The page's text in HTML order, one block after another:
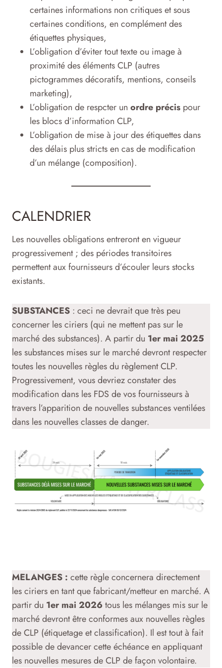
certaines informations non critiques et sous
certaines conditions, en complément des
étiquettes physiques,
L’obligation d’éviter tout texte ou image à
proximité des éléments CLP (autres
pictogrammes décoratifs, mentions, conseils
marketing),
L’obligation de respcter un ordre précis pour
les blocs d’information CLP,
L’obligation de mise à jour des étiquettes dans
des délais plus stricts en cas de modification
d’un mélange (composition).
CALENDRIER
Les nouvelles obligations entreront en vigueur
progressivement ; des périodes transitoires
permettent aux fournisseurs d’écouler leurs stocks
existants.
SUBSTANCES : ceci ne devrait que très peu
concerner les ciriers (qui ne mettent pas sur le
marché des substances). A partir du 1er mai 2025
les substances mises sur le marché devront respecter
toutes les nouvelles règles du règlement CLP.
Progressivement, vous devriez constater des
modification dans les FDS de vos fournisseurs à
travers l’apparition de nouvelles substances ventilées
dans les nouvelles classes de danger.
MELANGES : cette règle concernera directement
les ciriers en tant que fabricant/metteur en marché. A
partir du 1er mai 2026 tous les mélanges mis sur le
marché devront être conformes aux nouvelles règles
de CLP (étiquetage et classification). Il est tout à fait
possible de devancer cette échéance en appliquant
les nouvelles mesures de CLP de façon volontaire.